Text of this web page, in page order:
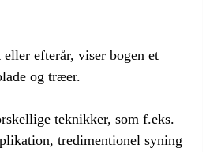
efterår, viser bogen et
og træer.
teknikker, som f.eks.
tredimentionel syning